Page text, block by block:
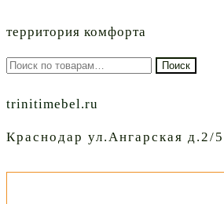
территория комфорта
Искать: Поиск
trinitimebel.ru
Краснодар ул.Ангарская д.2/5